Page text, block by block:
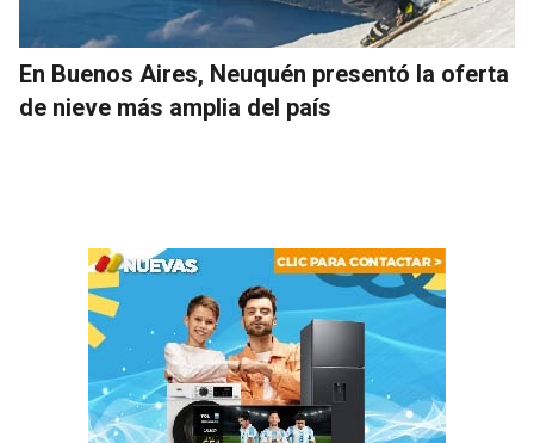
En Buenos Aires, Neuquén presentó la oferta
de nieve más amplia del país